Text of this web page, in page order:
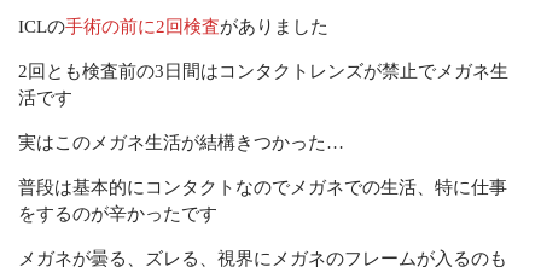
ICLの手術の前に2回検査がありました
2回とも検査前の3日間はコンタクトレンズが禁止でメガネ生
活です
実はこのメガネ生活が結構きつかった…
普段は基本的にコンタクトなのでメガネでの生活、特に仕事
をするのが辛かったです
メガネが曇る、ズレる、視界にメガネのフレームが入るのも